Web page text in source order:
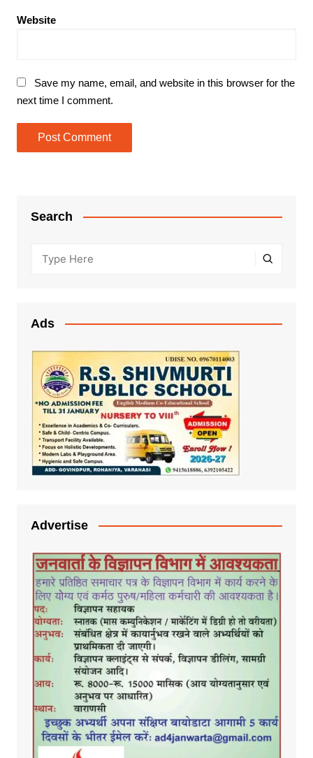
Website
Save my name, email, and website in this browser for the
next time I comment.
Search
Ads
Advertise